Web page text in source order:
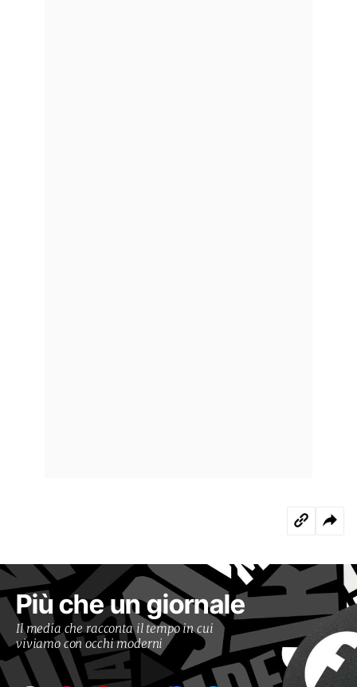
Più che un giornale
Il media che racconta il tempo in cui
viviamo con occhi moderni